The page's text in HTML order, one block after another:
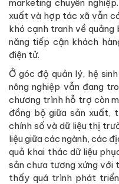
marketing chuyên
xuất và hợp tác xã vẫn
khó cạnh tranh về quảng
năng tiếp cận khách
điện tử.
Ở góc độ quản lý, hệ
nông nghiệp vẫn đang
chương trình hỗ trợ còn
đồng bộ giữa sản xuất,
chính số và dữ liệu thị
liệu giữa các ngành, các
quả khai thác dữ liệu
sản chưa tương xứng với
thấy quá trình phát